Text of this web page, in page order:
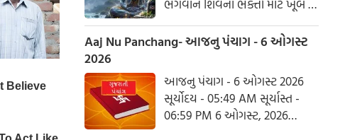
પ્રકૃતિનું સ્વરૂપ માનવામાં આવે છે.
ભગવાન શિવના ભક્તો માટે ખૂબ જ
ખાસ છે. આ મહિનામાં ભગવાન
શિવની પૂજા કરવાથી ઈચ્છાઓ
ઝડપથી પૂર્ણ થાય છે. ધાર્મિક
માન્યતાઓ અનુસાર, ભગવાન શિવે
આ મહિનામાં દેવી પાર્વતીને પોતાની
પત્ની તરીકે સ્વીકાર્યા હતા. ચાલો
જાણીએ કે આ વર્ષે શ્રાવણમાં કેટલા
Aaj Nu Panchang- આજનુ પંચાગ - 6 ઓગસ્ટ
2026
આજનુ પંચાગ - 6 ઓગસ્ટ 2026
સૂર્યોદય - 05:49 AM સૂર્યાસ્ત -
06:59 PM 6 ઓગસ્ટ, 2026